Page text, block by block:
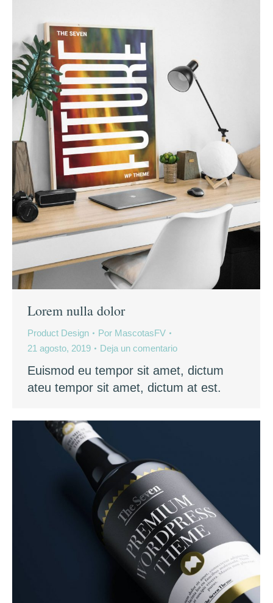
Lorem nulla dolor
Product Design Por MascotasFV
21 agosto, 2019
Deja un comentario
Euismod eu tempor sit amet, dictum
ateu tempor sit amet, dictum at est.